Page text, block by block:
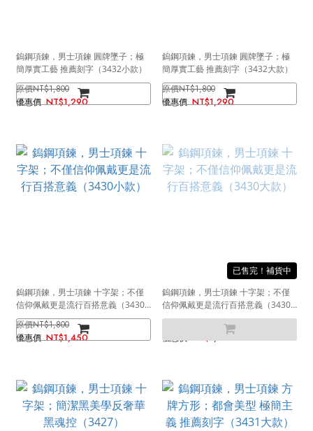
鎢鋼項鍊，男士項鍊 圓牌墜子；極
簡厚實工藝 推薦刻字（3432小款）
NT$1,800
NT$1,290
鎢鋼項鍊，男士項鍊 圓牌墜子；極
簡厚實工藝 推薦刻字（3432大款）
NT$1,800
NT$1,290
鎢鋼項鍊，男士項鍊 十字架；不僅
信仰佩戴更是流行百搭意義（3430
小款）
NT$1,800
NT$1,450
售完
鎢鋼項鍊，男士項鍊 十字架；不僅
信仰佩戴更是流行百搭意義（3430
大款）
NT$1,650